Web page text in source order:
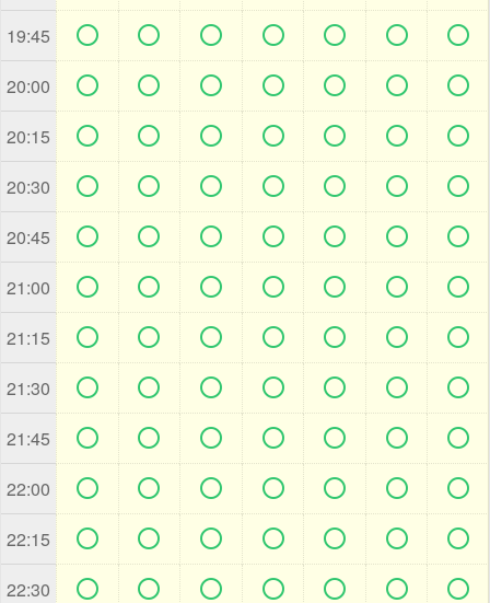
19:45       
20:00       
20:15       
20:30       
20:45       
21:00       
21:15       
21:30       
21:45       
22:00       
22:15       
22:30       